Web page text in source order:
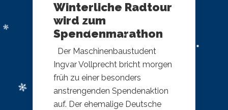
Winterliche Radtour
wird zum
Spendenmarathon
Der Maschinenbaustudent
Ingvar Vollprecht bricht morgen
früh zu einer besonders
anstrengenden Spendenaktion
auf. Der ehemalige Deutsche